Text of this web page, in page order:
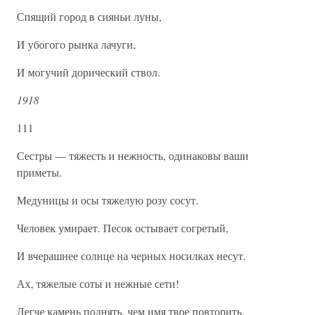
Спящий город в сияньи луны,
И убогого рынка лачуги,
И могучий дорический ствол.
1918
111
Сестры — тяжесть и нежность, одинаковы ваши
приметы.
Медуницы и осы тяжелую розу сосут.
Человек умирает. Песок остывает согретый,
И вчерашнее солнце на черных носилках несут.
Ах, тяжелые соты и нежные сети!
Легче камень поднять, чем имя твое повторить.